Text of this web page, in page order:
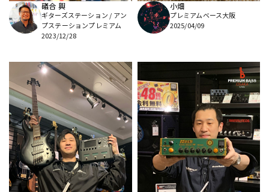
中古 ヴィンテージ
礒合 興
ギターズステーション / アン
プステーションプレミアム
2023/12/28
小畑
プレミアムベース大阪
2025/04/09